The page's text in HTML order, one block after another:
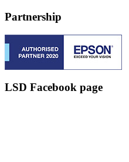
Partnership
LSD Facebook page